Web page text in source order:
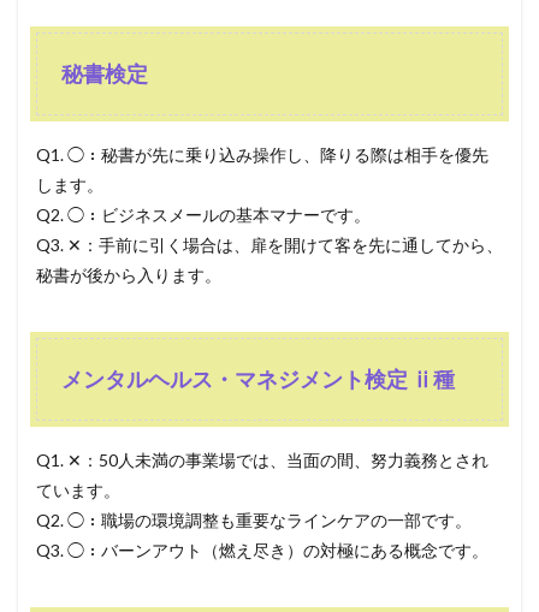
秘書検定
Q1. ◯：秘書が先に乗り込み操作し、降りる際は相手を優先
します。
Q2. ◯：ビジネスメールの基本マナーです。
Q3. ✕：手前に引く場合は、扉を開けて客を先に通してから、
秘書が後から入ります。
メンタルヘルス・マネジメント検定 ⅱ種
Q1. ✕：50人未満の事業場では、当面の間、努力義務とされ
ています。
Q2. ◯：職場の環境調整も重要なラインケアの一部です。
Q3. ◯：バーンアウト（燃え尽き）の対極にある概念です。